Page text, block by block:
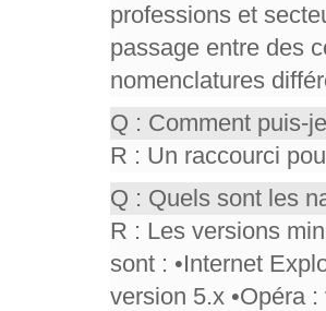
professions et
passage entre des
nomenclatures
Q : Comment puis-
R : Un raccourci
Q : Quels sont les
R : Les versions
sont : •Internet
version 5.x •Opéra